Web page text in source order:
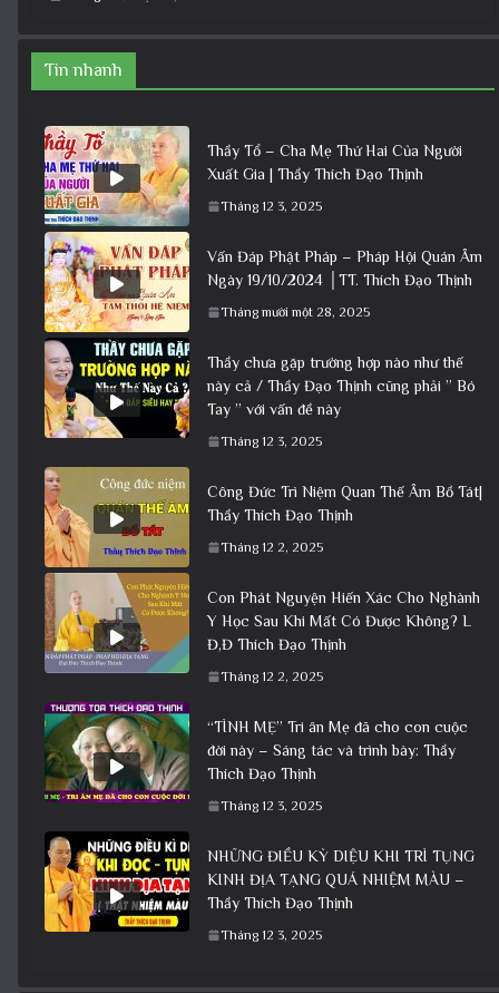
Tin nhanh
Thầy Tổ – Cha Mẹ Thứ Hai Của Người
Xuất Gia | Thầy Thích Đạo Thịnh
Tháng 12 3, 2025
Vấn Đáp Phật Pháp – Pháp Hội Quán Âm
Ngày 19/10/2024 │TT. Thích Đạo Thịnh
Tháng mười một 28, 2025
Thầy chưa gặp trường hợp nào như thế
này cả / Thầy Đạo Thịnh cũng phải ” Bó
Tay ” với vấn đề này
Tháng 12 3, 2025
Công Đức Trì Niệm Quan Thế Âm Bồ Tát|
Thầy Thích Đạo Thịnh
Tháng 12 2, 2025
Con Phát Nguyện Hiến Xác Cho Nghành
Y Học Sau Khi Mất Có Được Không? L
Đ,Đ Thích Đạo Thịnh
Tháng 12 2, 2025
“TÌNH MẸ” Tri ân Mẹ đã cho con cuộc
đời này – Sáng tác và trình bày: Thầy
Thích Đạo Thịnh
Tháng 12 3, 2025
NHỮNG ĐIỀU KỲ DIỆU KHI TRÌ TỤNG
KINH ĐỊA TẠNG QUÁ NHIỆM MÀU –
Thầy Thích Đạo Thịnh
Tháng 12 3, 2025